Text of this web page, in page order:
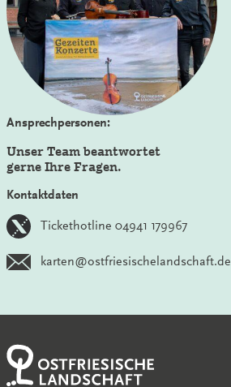
Ansprechpersonen:
Unser Team beantwortet
gerne Ihre Fragen.
Kontaktdaten
Tickethotline 04941 179967
karten@ostfriesischelandschaft.de